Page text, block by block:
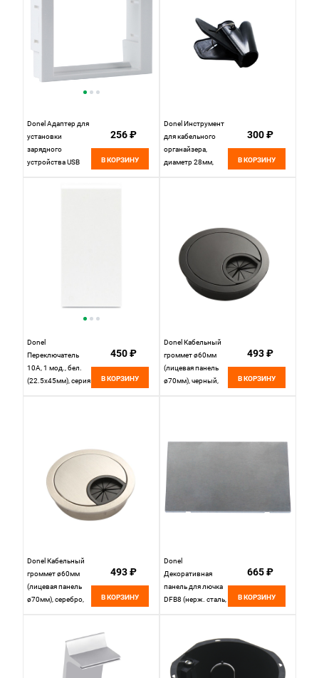
Donel Адаптер для
установки
зарядного
устройства USB
256 ₽
В КОРЗИНУ
Donel Инструмент
для кабельного
органайзера,
диаметр 28мм,
300 ₽
В КОРЗИНУ
Donel
Переключатель
10А, 1 мод., бел.
(22.5х45мм), серия
450 ₽
В КОРЗИНУ
Donel Кабельный
громмет ø60мм
(лицевая панель
ø70мм), черный,
493 ₽
В КОРЗИНУ
Donel Кабельный
громмет ø60мм
(лицевая панель
ø70мм), серебро,
493 ₽
В КОРЗИНУ
Donel
Декоративная
панель для лючка
DFB8 (нерж. сталь,
665 ₽
В КОРЗИНУ